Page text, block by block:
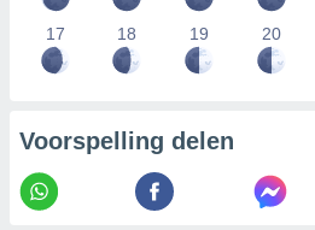
17 18 19 20
Voorspelling delen